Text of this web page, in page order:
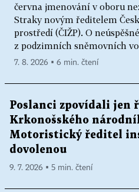
června jmenování v oboru
Straky novým ředitelem
prostředí (ČIŽP). O
z podzimních sněmovních
7. 8. 2026 ▪ 6 min. čtení
Poslanci zpovídali jen
Krkonošského
Motoristický ředitel
dovolenou
9. 7. 2026 ▪ 5 min. čtení